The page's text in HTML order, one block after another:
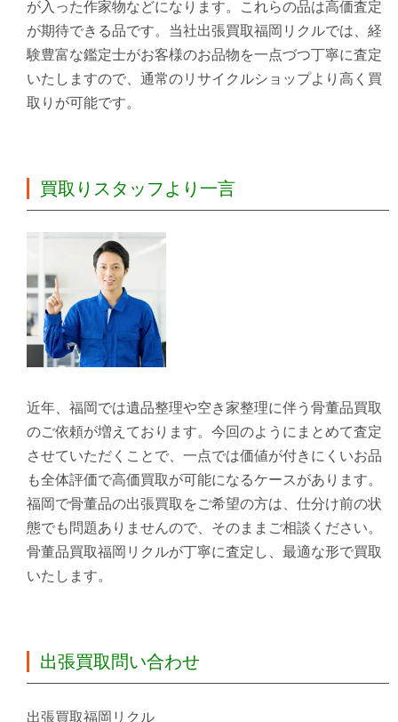
が入った作家物などになります。これらの品は高価査定
が期待できる品です。当社出張買取福岡リクルでは、 経
験豊富な鑑定士がお客様のお品物を一点づつ丁寧に査定
いたしますので、通常のリサイクルショップより高く買
取りが可能です。
買取りスタッフより一言
近年、福岡では遺品整理や空き家整理に伴う骨董品買取
のご依頼が増えております。今回のようにまとめて査定
させていただくことで、一点では価値が付きにくいお品
も全体評価で高価買取が可能になるケースがあります。
福岡で骨董品の出張買取をご希望の方は、仕分け前の状
態でも問題ありませんので、そのままご相談ください。
骨董品買取福岡リクルが丁寧に査定し、最適な形で買取
いたします。
出張買取問い合わせ
出張買取福岡リクル